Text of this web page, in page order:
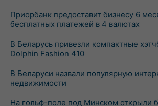
Приорбанк предоставит бизнесу 6
бесплатных платежей в 4 валютах
В Беларусь привезли компактные
Dolphin Fashion 410
В Беларуси назвали популярную
недвижимости
На гольф-поле под Минском открыли